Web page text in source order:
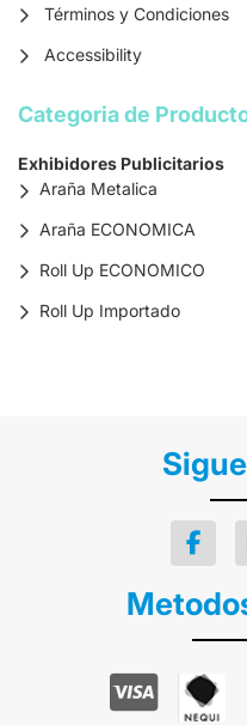
Términos y Condiciones
Accessibility
Categoria de
Exhibidores Publicitarios
Araña Metalica
Araña ECONOMICA
Roll Up ECONOMICO
Roll Up Importado